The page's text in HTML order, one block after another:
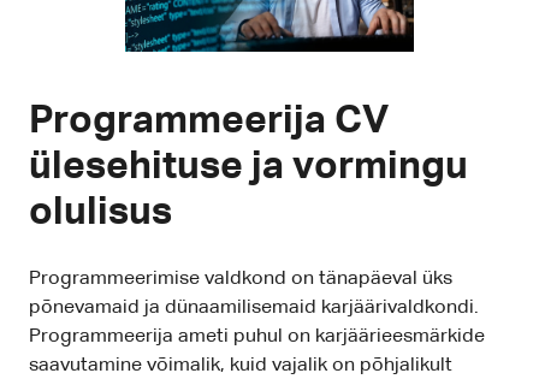
Programmeerija CV
ülesehituse ja vormingu
olulisus
Programmeerimise valdkond on tänapäeval üks
põnevamaid ja dünaamilisemaid karjäärivaldkondi.
Programmeerija ameti puhul on karjäärieesmärkide
saavutamine võimalik, kuid vajalik on põhjalikult